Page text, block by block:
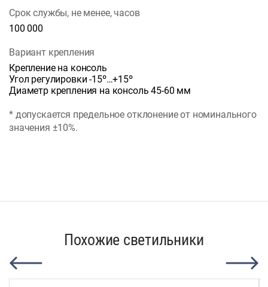
Срок службы, не менее, часов
100 000
Вариант крепления
Крепление на консоль
Угол регулировки -15º…+15º
Диаметр крепления на консоль 45-60 мм
* допускается предельное отклонение от номинального
значения ±10%.
Похожие светильники